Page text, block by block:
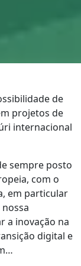
de
projetos de
internacional
sempre posto
com o
em particular
a inovação na
digital e